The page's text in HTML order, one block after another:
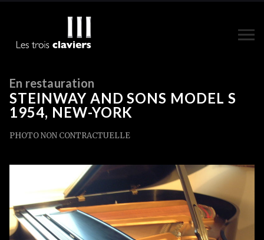
En restauration
STEINWAY AND SONS MODEL S
1954, NEW-YORK
PHOTO NON CONTRACTUELLE